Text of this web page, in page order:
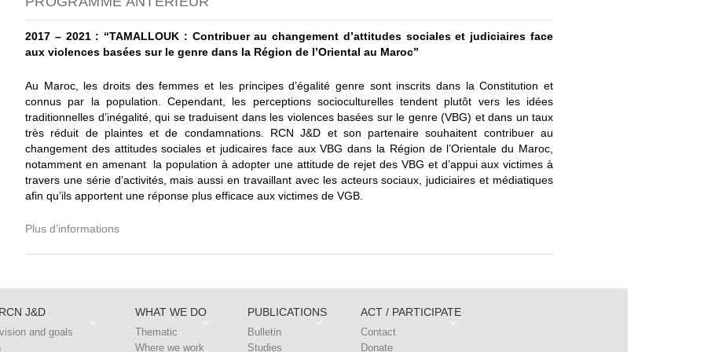
2017 – 2021 : “TAMALLOUK : Contribuer au changement d’attitudes sociales et judiciaires face
aux violences basées sur le genre dans la Région de l’Oriental au Maroc”
Au Maroc, les droits des femmes et les principes d’égalité genre sont inscrits dans la Constitution et
connus par la population. Cependant, les perceptions socioculturelles tendent plutôt vers les idées
traditionnelles d’inégalité, qui se traduisent dans les violences basées sur le genre (VBG) et dans un taux
très réduit de plaintes et de condamnations. RCN J&D et son partenaire souhaitent contribuer au
changement des attitudes sociales et judicaires face aux VBG dans la Région de l’Orientale du Maroc,
notamment en amenant la population à adopter une attitude de rejet des VBG et d’appui aux victimes à
travers une série d’activités, mais aussi en travaillant avec les acteurs sociaux, judiciaires et médiatiques
afin qu’ils apportent une réponse plus efficace aux victimes de VGB.
Plus d’informations
J&D
and goals
WHAT WE DO
Thematic
Where we work
PUBLICATIONS
Bulletin
Studies
ACT / PARTICIPATE
Contact
Donate